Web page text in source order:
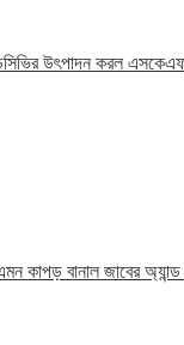
উৎপাদন করল
কাপড় বানাল জাবের